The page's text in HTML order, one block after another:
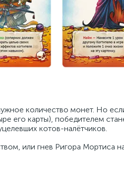
количество монет. Но
его карты), победителем
котов-налётчиков.
или гнев Ригора Мортиса